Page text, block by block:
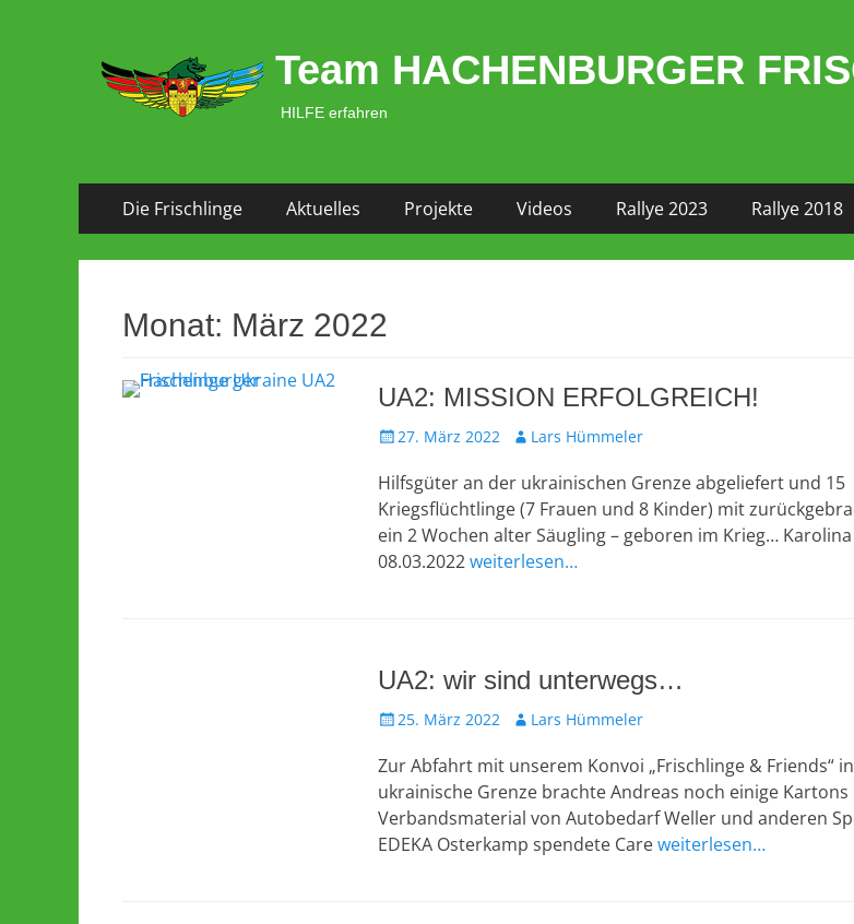
Team HACHENBURGER
HILFE erfahren
Primäres Menü
Inhalt
Die Frischlinge Aktuelles Projekte Videos Rallye 2023 Rallye 2018
Monat: März 2022
UA2: MISSION ERFOLGREICH!
Veröffentlicht
27. März 2022 AutorLars Hümmeler
Hilfsgüter an der ukrainischen Grenze abgeliefert und 15
Kriegsflüchtlinge (7 Frauen und 8 Kinder) mit
ein 2 Wochen alter Säugling – geboren im Krieg…
08.03.2022weiterlesen…
UA2: wir sind unterwegs…
Veröffentlicht
25. März 2022 AutorLars Hümmeler
Zur Abfahrt mit unserem Konvoi „Frischlinge & Friends“
ukrainische Grenze brachte Andreas noch einige
Verbandsmaterial von Autobedarf Weller und anderen
EDEKA Osterkamp spendete Careweiterlesen…